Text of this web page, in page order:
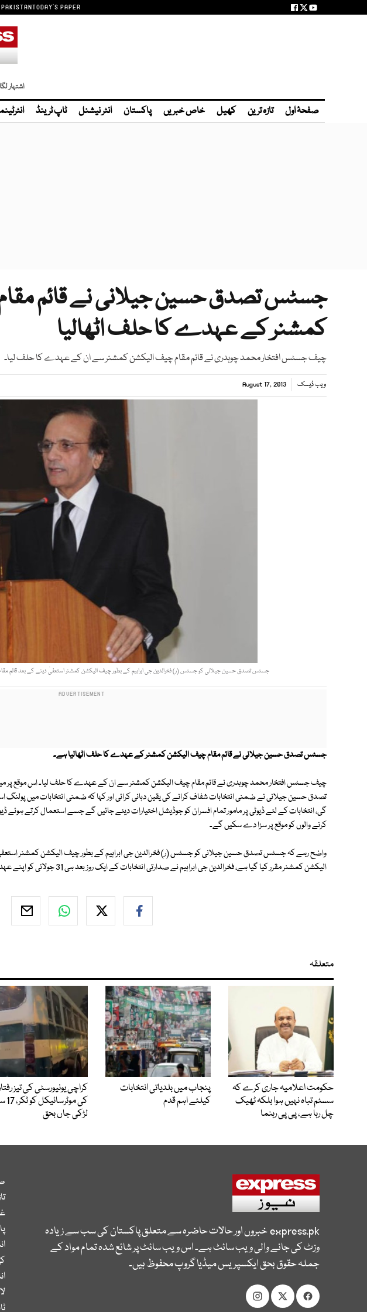
TODAY'S PAPER
اشتہار
صفحۂ اول تازہ ترین کھیل خاص خبریں پاکستان انٹر نیشنل ٹاپ ٹرینڈ
جسٹس تصدق حسین جیلانی نے قائم
کمشنر کے عہدے کا حلف اٹھالیا
چیف جسٹس افتخار محمد چوہدری نے قائم مقام چیف الیکشن کمشنر سے ان کے عہدے کا حلف لیا۔
ویب ڈیسک August 17, 2013
جسٹس تصدق حسین جیلانی کو جسٹس (ر) فخرالدین جی ابراہیم کے بطور چیف الیکشن کمشنر استعفیٰ دینے کے بعد قائم
جسٹس تصدق حسین جیلانی نے قائم مقام چیف الیکشن کمشنر کے عہدے کا حلف اٹھالیا ہے۔
چیف جسٹس افتخار محمد چوہدری نے قائم مقام چیف الیکشن کمشنر سے ان کے عہدے کا حلف لیا۔ اس موقع پر
تصدق حسین جیلانی نے ضمنی انتخابات شفاف کرانے کی یقین دہانی کرائی اور کہا کہ ضمنی انتخابات میں پولنگ
گی، انتخابات کے لئے ڈیوٹی پر مامور تمام افسران کو جوڈیشل اختیارات دیئے جائیں گے جسے استعمال کرتے ہوئے
کرنے والوں کو موقع پر سزا دے سکیں گے۔
واضح رہے کہ جسٹس تصدق حسین جیلانی کو جسٹس (ر) فخرالدین جی ابراہیم کے بطور چیف الیکشن کمشنر
الیکشن کمشنر مقرر کیا گیا ہے، فخرالدین جی ابراہیم نے صدارتی انتخابات کے ایک روز بعد ہی 31 جولائی کو اپنے عہدے سے استعفی دے دیا تھا۔
متعلقہ
حکومت اعلامیہ جاری کرے کہ
سسٹم تباہ نہیں ہوا بلکہ ٹھیک
چل رہا ہے، پی پی رہنما
پنجاب میں بلدیاتی انتخابات
کیلئے اہم قدم
کراچی یونیورسٹی کی تیز
کی
لڑکی جاں بحق
express.pkخبروں اور حالات حاضرہ سے متعلق پاکستان کی سب سے زیادہ
وزٹ کی جانے والی ویب سائٹ ہے۔ اس ویب سائٹ پر شائع شدہ تمام مواد کے
جملہ حقوق بحق ایکسپریس میڈیا گروپ محفوظ ہیں۔